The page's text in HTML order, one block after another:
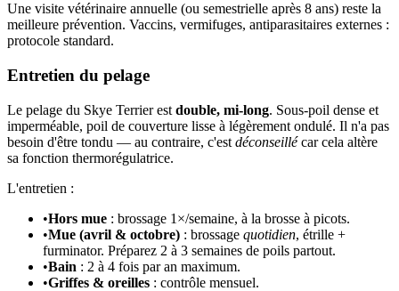
Une visite vétérinaire annuelle (ou semestrielle après 8 ans) reste la
meilleure prévention. Vaccins, vermifuges, antiparasitaires externes :
protocole standard.
Entretien du pelage
Le pelage du Skye Terrier est double, mi-long. Sous-poil dense et
imperméable, poil de couverture lisse à légèrement ondulé. Il n'a pas
besoin d'être tondu — au contraire, c'est déconseillécar cela altère
sa fonction thermorégulatrice.
L'entretien :
•Hors mue : brossage 1×/semaine, à la brosse à picots.
•Mue (avril & octobre) : brossage quotidien, étrille +
furminator. Préparez 2 à 3 semaines de poils partout.
•Bain : 2 à 4 fois par an maximum.
•Griffes & oreilles : contrôle mensuel.